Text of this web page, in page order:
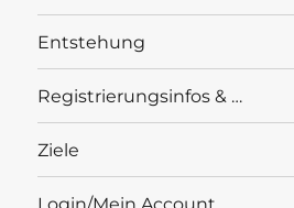
Entstehung
Registrierungsinfos & …
Ziele
Login/Mein Account